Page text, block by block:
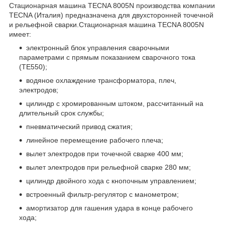
Стационарная машина TECNA 8005N производства компании
TECNA (Италия) предназначена для двухсторонней точечной
и рельефной сварки.Стационарная машина TECNA 8005N
имеет:
электронный блок управления сварочными
параметрами с прямым показанием сварочного тока
(TE550);
водяное охлаждение трансформатора, плеч,
электродов;
цилиндр с хромированным штоком, рассчитанный на
длительный срок службы;
пневматический привод сжатия;
линейное перемещение рабочего плеча;
вылет электродов при точечной сварке 400 мм;
вылет электродов при рельефной сварке 280 мм;
цилиндр двойного хода с кнопочным управлением;
встроенный фильтр-регулятор с манометром;
амортизатор для гашения удара в конце рабочего
хода;